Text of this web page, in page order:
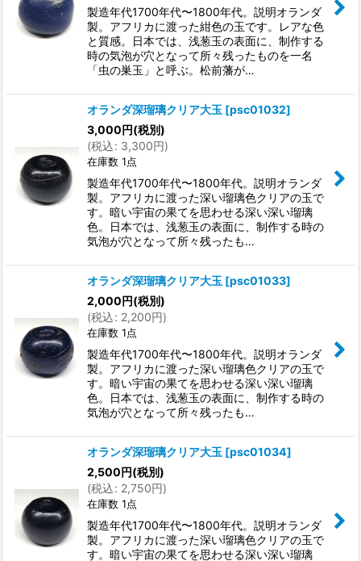
製造年代1700年代〜1800年代。説明オランダ
製。アフリカに渡った紺色の玉です。レアな色
と質感。日本では、浅葱玉の表面に、制作する
時の気泡が穴となって所々残ったものを一名
「虫の巣玉」と呼ぶ。松前藩が…
オランダ深瑠璃クリア大玉 [psc01032]
3,000円(税別)
(税込: 3,300円)
在庫数 1点
製造年代1700年代〜1800年代。説明オランダ
製。アフリカに渡った深い瑠璃色クリアの玉で
す。暗い宇宙の果てを思わせる深い深い瑠璃
色。日本では、浅葱玉の表面に、制作する時の
気泡が穴となって所々残ったも…
オランダ深瑠璃クリア大玉 [psc01033]
2,000円(税別)
(税込: 2,200円)
在庫数 1点
製造年代1700年代〜1800年代。説明オランダ
製。アフリカに渡った深い瑠璃色クリアの玉で
す。暗い宇宙の果てを思わせる深い深い瑠璃
色。日本では、浅葱玉の表面に、制作する時の
気泡が穴となって所々残ったも…
オランダ深瑠璃クリア大玉 [psc01034]
2,500円(税別)
(税込: 2,750円)
在庫数 1点
製造年代1700年代〜1800年代。説明オランダ
製。アフリカに渡った深い瑠璃色クリアの玉で
す。暗い宇宙の果てを思わせる深い深い瑠璃